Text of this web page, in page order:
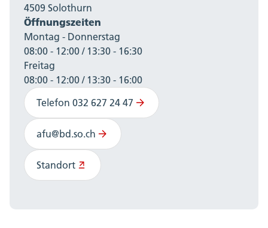
4509 Solothurn
Öffnungszeiten
Montag - Donnerstag
08:00 - 12:00 / 13:30 - 16:30
Freitag
08:00 - 12:00 / 13:30 - 16:00
Telefon 032 627 24 47
afu@bd.so.ch
Standort